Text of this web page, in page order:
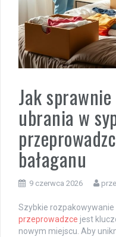
Jak
ubrania w
bałaganu
9 czerwca 2026
Szybkie rozpakowywanie
przeprowadzce jest
nowym miejscu. Aby